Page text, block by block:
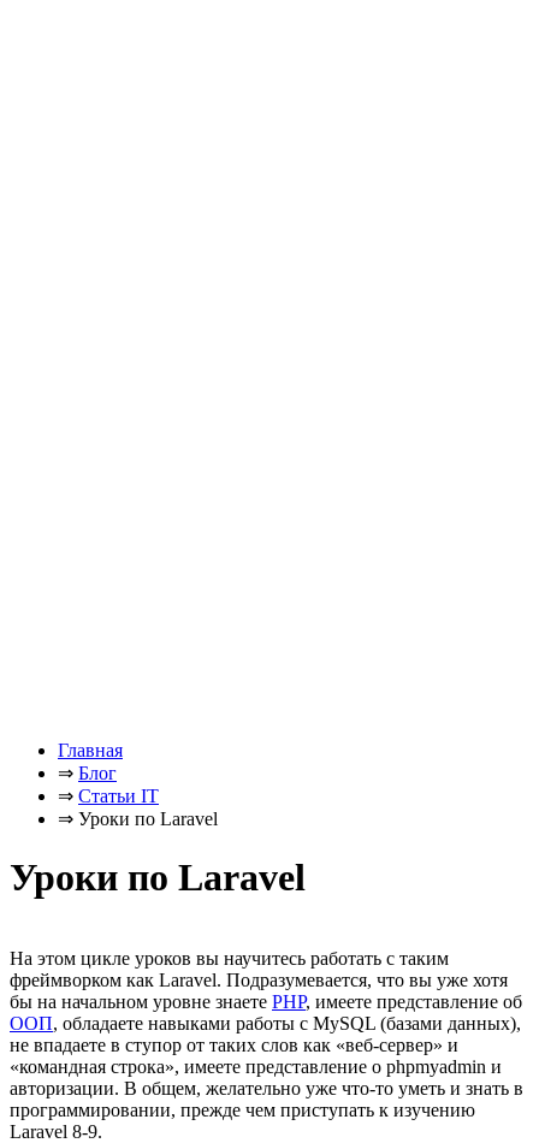
Главная
⇒ Блог
⇒ Статьи IT
⇒ Уроки по Laravel
Уроки по Laravel
На этом цикле уроков вы научитесь работать с таким
фреймворком как Laravel. Подразумевается, что вы уже хотя
бы на начальном уровне знаете PHP, имеете представление об
ООП, обладаете навыками работы с MySQL (базами данных),
не впадаете в ступор от таких слов как «веб-сервер» и
«командная строка», имеете представление о phpmyadmin и
авторизации. В общем, желательно уже что-то уметь и знать в
программировании, прежде чем приступать к изучению
Laravel 8-9.